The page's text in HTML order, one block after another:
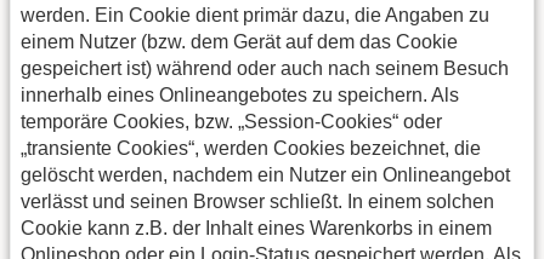
werden. Ein Cookie dient primär dazu, die Angaben zu
einem Nutzer (bzw. dem Gerät auf dem das Cookie
gespeichert ist) während oder auch nach seinem Besuch
innerhalb eines Onlineangebotes zu speichern. Als
temporäre Cookies, bzw. „Session-Cookies“ oder
„transiente Cookies“, werden Cookies bezeichnet, die
gelöscht werden, nachdem ein Nutzer ein Onlineangebot
verlässt und seinen Browser schließt. In einem solchen
Cookie kann z.B. der Inhalt eines Warenkorbs in einem
Onlineshop oder ein Login-Status gespeichert werden. Als